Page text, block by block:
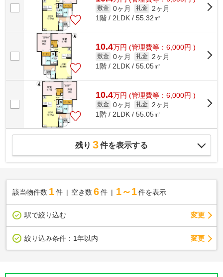
敷金 0ヶ月 礼金
2ヶ月
1階 / 2LDK / 55.32㎡
10.4万円 (管理費等：6,000円 )
敷金 0ヶ月 礼金
2ヶ月
1階 / 2LDK / 55.05㎡
10.4万円 (管理費等：6,000円 )
敷金 0ヶ月 礼金
2ヶ月
1階 / 2LDK / 55.05㎡
残り 3件を表示する
該当物件数 1件 空き数 6 件 1～1 件を表示
駅で絞り込む 変更
絞り込み条件： 1年以内 変更